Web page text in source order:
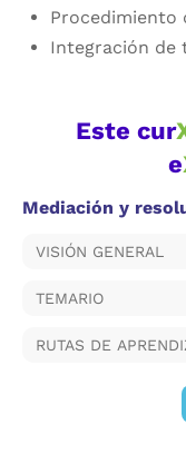
Procedimiento
Integración de
Este cur
e
Mediación y
VISIÓN GENERAL
TEMARIO
RUTAS DE